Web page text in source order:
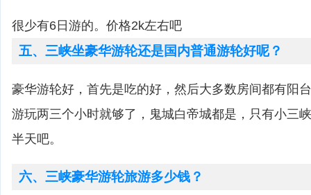
很少有6日游的。价格2k左右吧
五、三峡坐豪华游轮还是国内普通游轮好呢？
豪华游轮好，首先是吃的好，然后大多数房间都有阳
游玩两三个小时就够了，鬼城白帝城都是，只有小三
半天吧。
六、三峡豪华游轮旅游多少钱？